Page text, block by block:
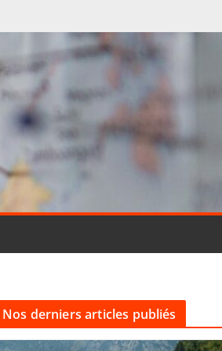
Nos derniers articles publiés